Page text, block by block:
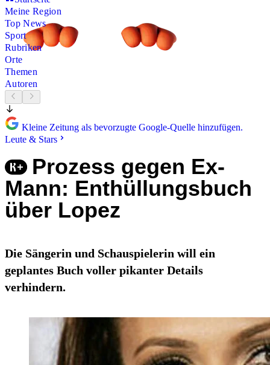
Meine Region
Top News
Sport
Rubriken
Orte
Themen
Autoren
Kleine Zeitung als bevorzugte Google-Quelle hinzufügen.
Leute & Stars
Prozess gegen Ex-
Mann: Enthüllungsbuch
über Lopez
Die Sängerin und Schauspielerin will ein
geplantes Buch voller pikanter Details
verhindern.